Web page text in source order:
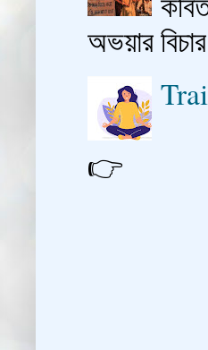
অভয়ার
👉